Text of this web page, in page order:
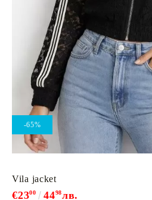
-65%
Vila jacket
€2300 4498лв.